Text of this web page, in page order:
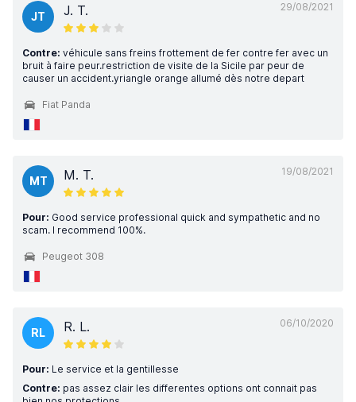
29/08/2021
JT J. T.
Contre: véhicule sans freins frottement de fer contre fer avec un
bruit à faire peur.restriction de visite de la Sicile par peur de
causer un accident.yriangle orange allumé dès notre depart
Fiat Panda
19/08/2021
MT M. T.
Pour: Good service professional quick and sympathetic and no
scam. I recommend 100%.
Peugeot 308
06/10/2020
RL R. L.
Pour: Le service et la gentillesse
Contre: pas assez clair les differentes options ont connait pas